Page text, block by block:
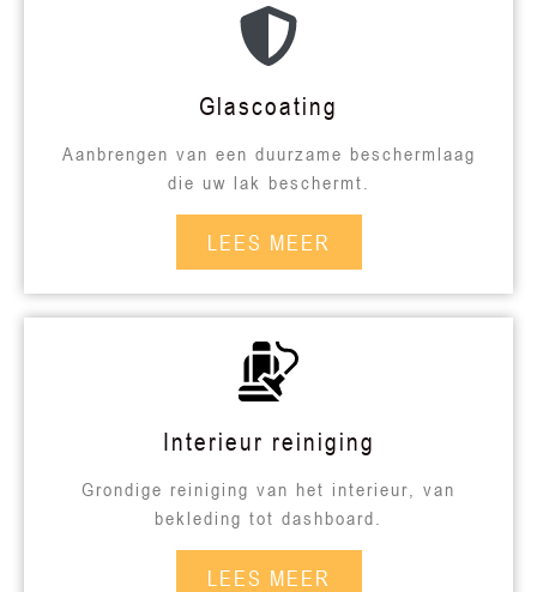
Glascoating
Aanbrengen van een duurzame beschermlaag
die uw lak beschermt.
LEES MEER
Interieur reiniging
Grondige reiniging van het interieur, van
bekleding tot dashboard.
LEES MEER